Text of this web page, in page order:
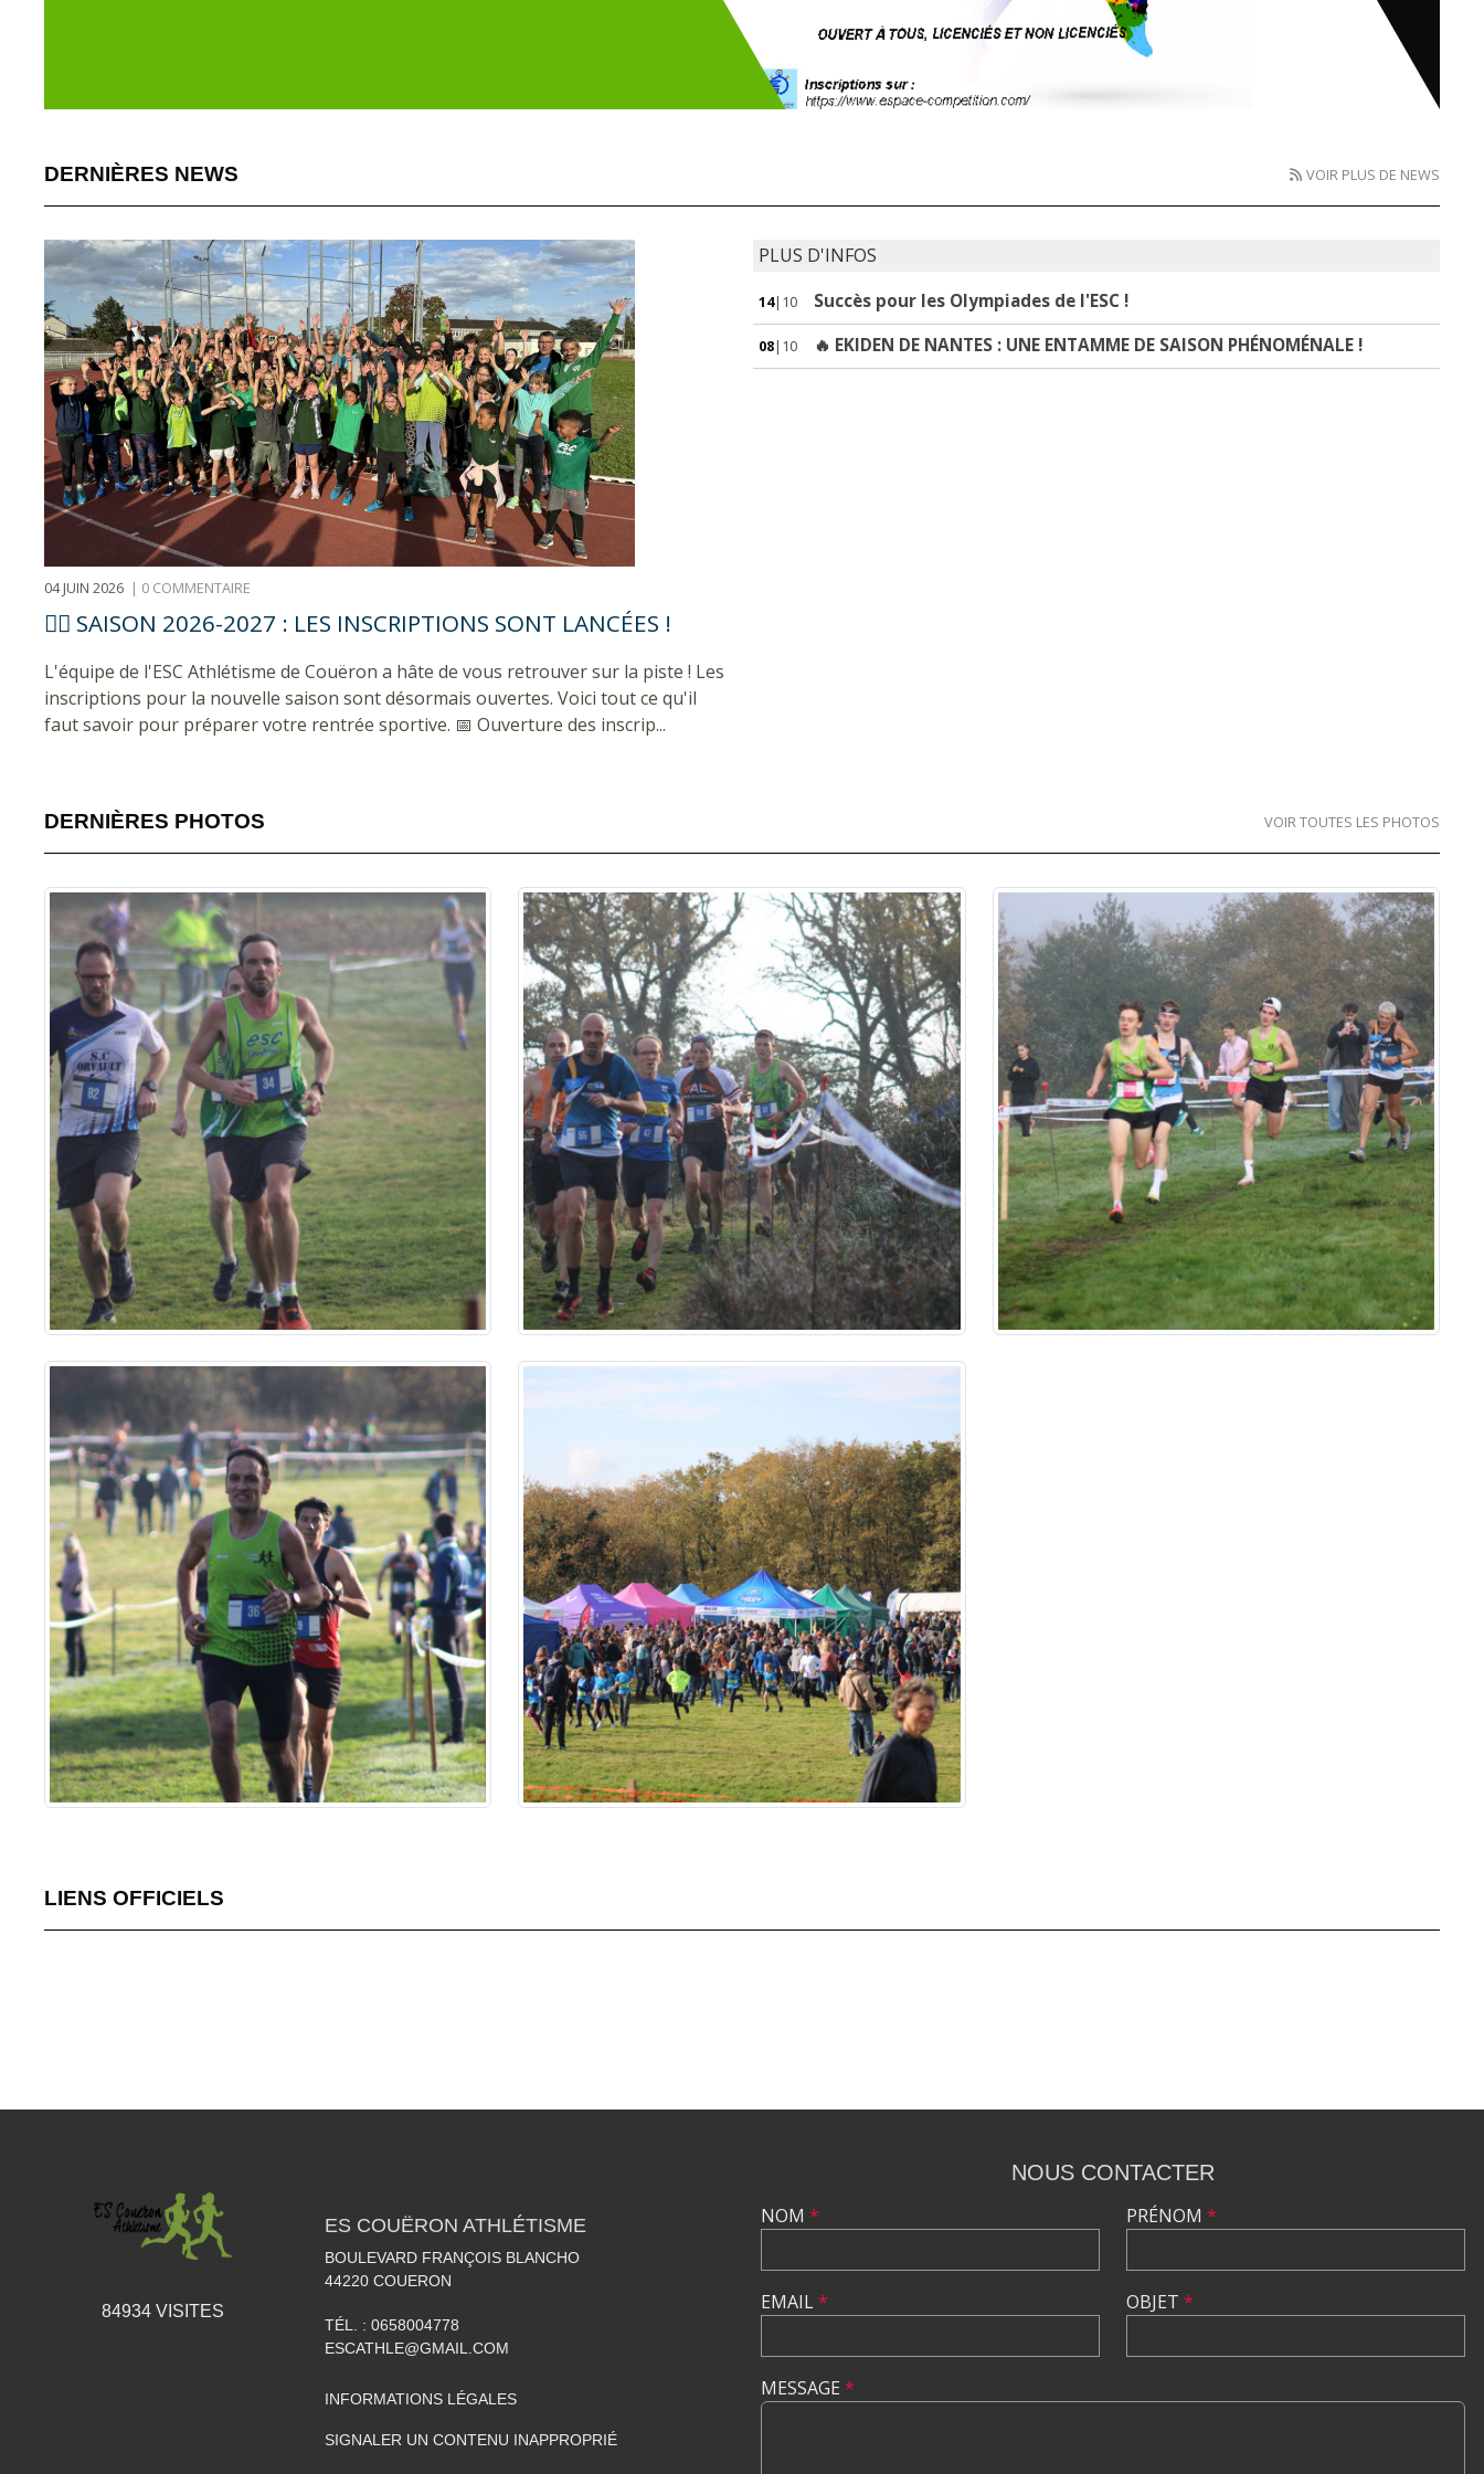
DERNIÈRES NEWS
04 JUIN 2026 | 0 COMMENTAIRE
🏃‍♂️ SAISON 2026-2027 : LES INSCRIPTIONS SONT LANCÉES !
L'équipe de l'ESC Athlétisme de Couëron a hâte de vous retrouver sur la piste ! Les
inscriptions pour la nouvelle saison sont désormais ouvertes. Voici tout ce qu'il
faut savoir pour préparer votre rentrée sportive. 📅 Ouverture des inscrip...
PLUS D'INFOS
14|10 Succès pour les Olympiades de l'ESC !
08|10 🔥 EKIDEN DE NANTES : UNE ENTAMME DE SAISON PHÉNOMÉNALE !
VOIR PLUS DE NEWS
DERNIÈRES PHOTOS VOIR TOUTES LES PHOTOS
LIENS OFFICIELS
84934VISITES
ES COUËRON ATHLÉTISME
BOULEVARD FRANÇOIS BLANCHO
44220 COUERON
TÉL. : 0658004778
ESCATHLE@GMAIL.COM
INFORMATIONS LÉGALES
SIGNALER UN CONTENU INAPPROPRIÉ
NOUS CONTACTER
NOM *
EMAIL*
PRÉNOM *
OBJET *
MESSAGE *